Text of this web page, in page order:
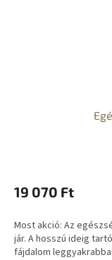
19 070 Ft
Most akció: Az
jár. A hosszú ideig
fájdalom